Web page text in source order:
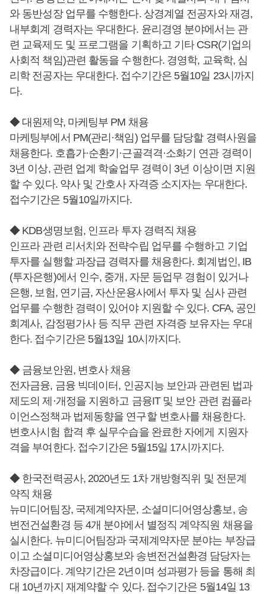
와 동반성장 업무를 수행한다. 상경계열 전공자와 재경,
내부회계 경력자는 우대한다. 윤리경영 분야에서는 관
련 교육제도 및 프로그램을 기획하고 기타 CSR(기업의
사회적 책임)관련 활동을 수행한다. 경영학, 교육학, 심
리학 전공자는 우대한다. 접수기간은 5월10일 23시까지
다.
◆ 대원제약, 마케팅부 PM 채용
마케팅부에서 PM(관리·책임) 업무를 담당할 경력사원을
채용한다. 호흡가·순환기·근골격격·소화기 연관 경력이
3년 이상, 관련 업계 학술업무 경력이 3년 이상이면 지원
할 수 있다. 약사 및 간호사 자격증 소지자는 우대한다.
접수기간은 5월10일까지다.
◆ KDB생명보험, 인프라 투자 경력직 채용
인프라 관련 리서치와 전략수립 업무를 수행하고 기업
투자를 실행할 과장급 경력자를 채용한다. 회계법인, IB
(투자은행)에서 인수, 중개, 자문 등업무 경험이 있거나
은행, 보험, 연기금, 자산운용사에서 투자 및 심사 관련
업무를 수행한 경력이 있어야 지원할 수 있다. CFA, 공인
회계사, 감정평가사 등 직무 관련 자격증 보유자는 우대
한다. 접수기간은 5월13일 10시까지다.
◆ 금융보안원, 변호사 채용
전자금융, 금융 빅데이터, 인공지능 보안과 관련된 법과
제도의 제·개정을 지원하고 금융IT 및 보안 관련 컴플라
이언스정책과 법제동향을 연구할 변호사를 채용한다.
변호사시험 합격 후 실무수습을 완료한 자에게 지원자
격을 부여한다. 접수기간은 5월15일 17시까지다.
◆ 한국전력공사, 2020년도 1차 개방형직위 및 전문계
약직 채용
뉴미디어팀장, 국제계약자문, 소셜미디어영상홍보, 송
변전건설환경 등 4개 분야에서 별정직 계약직원 채용을
실시한다. 뉴미디어팀장과 국제계약자문 분야는 부장급
이고 소셜미디어영상홍보와 송변전건설환경 담당자는
차장급이다. 계약기간은 2년이며 성과평가 등을 통해 최
대 10년까지 재계약할 수 있다. 접수기간은 5월14일 13